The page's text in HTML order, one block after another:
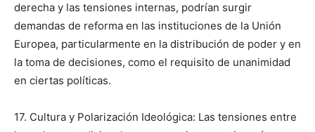
derecha y las tensiones internas, podrían surgir
demandas de reforma en las instituciones de la Unión
Europea, particularmente en la distribución de poder y en
la toma de decisiones, como el requisito de unanimidad
en ciertas políticas.
17. Cultura y Polarización Ideológica: Las tensiones entre